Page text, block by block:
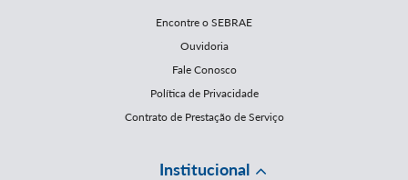
Encontre o SEBRAE
Ouvidoria
Fale Conosco
Política de Privacidade
Contrato de Prestação de Serviço
Institucional